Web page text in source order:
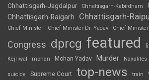
Chhattisgarh-Jagdalpur Chhattisgarh-Kabirdham
Chhattisgarh-Raigarh Chhattisgarh-
Chief Minister
Chief Minister Dr. Yadav Chief Minister
Congress dprcg featured
Kejriwal mohan Mohan Yadav Murder Naxalites
suicide Supreme Court top-news train